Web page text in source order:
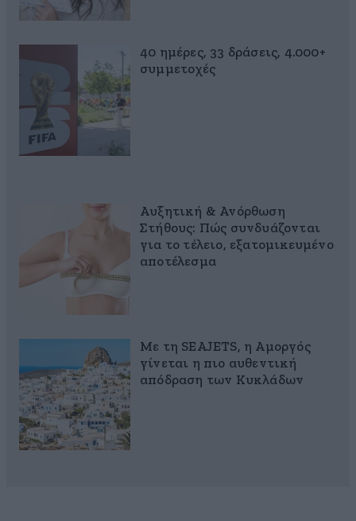
40 ημέρες, 33 δράσεις, 4.000+
συμμετοχές
Αυξητική & Ανόρθωση
Στήθους: Πώς συνδυάζονται
για το τέλειο, εξατομικευμένο
αποτέλεσμα
Με τη SEAJETS, η Αμοργός
γίνεται η πιο αυθεντική
απόδραση των Κυκλάδων